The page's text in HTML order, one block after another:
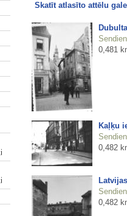
Skatīt atlasīto attēlu
0,481
Kaļķu
0,482
0,482